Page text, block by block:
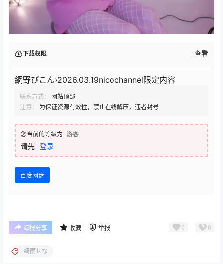
下载权限 查看
網野ぴこん›2026.03.19nicochannel限定内容
联系方式：
网站顶部
注意：
为保证资源有效性，禁止在线解压，违者封号
您当前的等级为 游客
请先 登录
百度网盘
海报分享 收藏 举报 0 0
绮雨せな